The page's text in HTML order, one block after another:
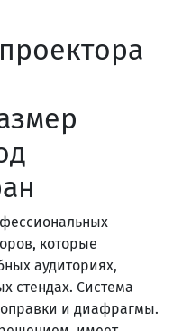
которые
аудиториях,
стендах. Система
и диафрагмы.